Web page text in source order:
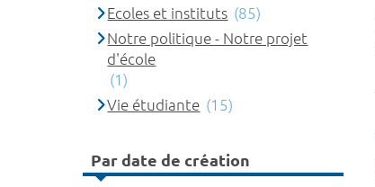
Ecoles et instituts (85)
Notre politique - Notre projet
d'école
(1)
Vie étudiante (15)
Par date de création